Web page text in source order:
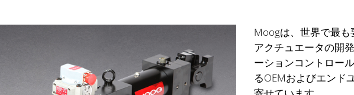
Moogは、世界で最
アクチュエータの開
ーションコントロー
るOEMおよびエンド